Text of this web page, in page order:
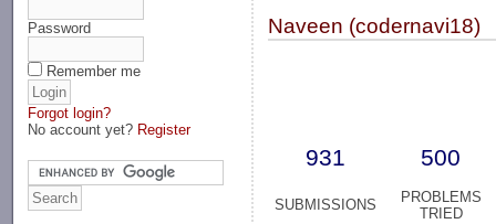
Password
Remember me
Forgot login?
No account yet? Register
Naveen (codernavi18)
931 500
SUBMISSIONS
PROBLEMS
TRIED